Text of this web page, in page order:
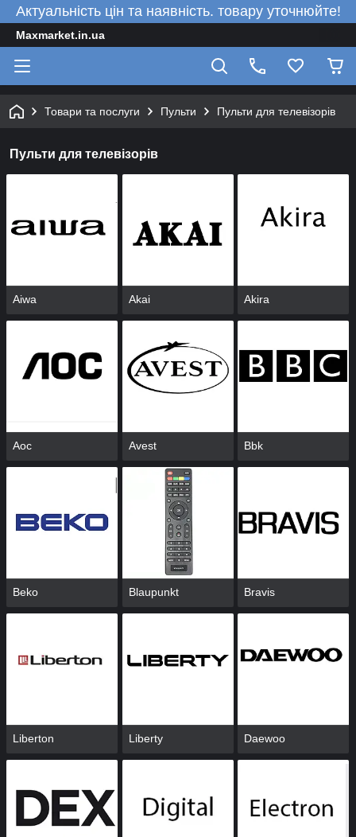
Актуальність цін та наявність. товару уточнюйте!
Maxmarket.in.ua
Товари та послуги Пульти Пульти для телевізорів
Пульти для телевізорів
Aiwa Akai Akira
Aoc Avest Bbk
Beko Blaupunkt Bravis
Liberton Liberty Daewoo